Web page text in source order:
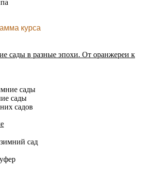
курса
сады в разные эпохи. От оранжереи к
сады
сады
садов
под зимний сад
печь
буфер